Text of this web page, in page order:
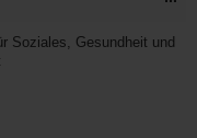
Soziales, Gesundheit und